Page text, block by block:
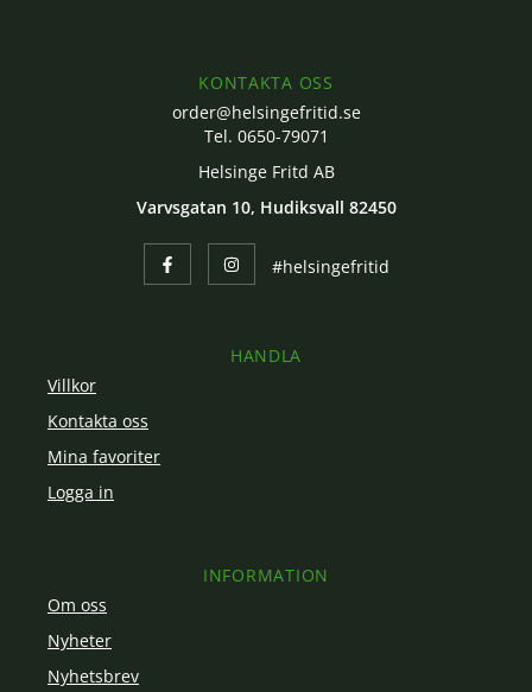
KONTAKTA OSS
order@helsingefritid.se
Tel. 0650-79071
Helsinge Fritd AB
Varvsgatan 10, Hudiksvall 82450
#helsingefritid
HANDLA
Villkor
Kontakta oss
Mina favoriter
Logga in
INFORMATION
Om oss
Nyheter
Nyhetsbrev